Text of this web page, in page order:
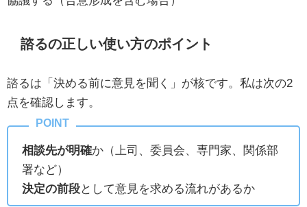
諮るの正しい使い方のポイント
諮るは「決める前に意見を聞く」が核です。私は次の2
点を確認します。
相談先が明確か（上司、委員会、専門家、関係部
署など）
決定の前段として意見を求める流れがあるか